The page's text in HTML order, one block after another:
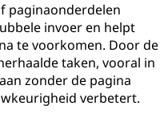
paginaonderdelen
invoer en helpt
te voorkomen. Door de
taken, vooral in
zonder de pagina
verbetert.